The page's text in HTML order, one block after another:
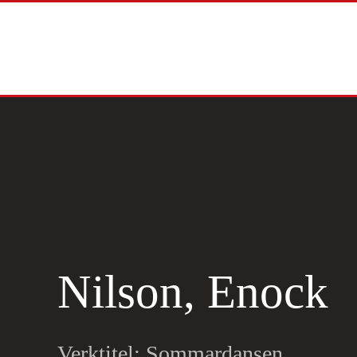
Nilson, Enock